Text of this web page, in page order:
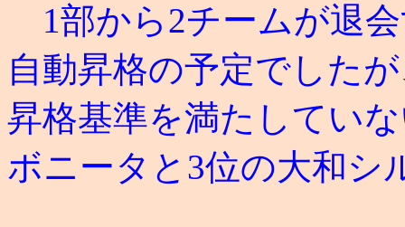
1部から2チームが退
自動昇格の予定でした
昇格基準を満たしてい
ボニータと3位の大和シ